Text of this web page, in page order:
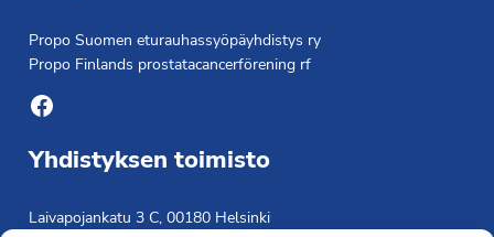
Propo Suomen eturauhassyöpäyhdistys ry
Propo Finlands prostatacancerförening rf
Facebook
Yhdistyksen toimisto
Laivapojankatu 3 C, 00180 Helsinki